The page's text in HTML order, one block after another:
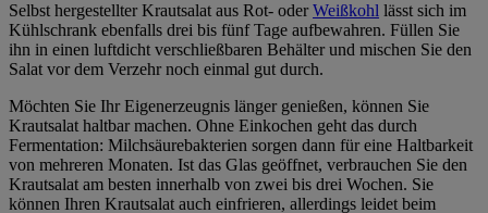
Selbst hergestellter Krautsalat aus Rot- oderWeißkohl lässt sich im
Kühlschrank ebenfalls drei bis fünf Tage aufbewahren. Füllen Sie
ihn in einen luftdicht verschließbaren Behälter und mischen Sie den
Salat vor dem Verzehr noch einmal gut durch.
Möchten Sie Ihr Eigenerzeugnis länger genießen, können Sie
Krautsalat haltbar machen. Ohne Einkochen geht das durch
Fermentation: Milchsäurebakterien sorgen dann für eine Haltbarkeit
von mehreren Monaten. Ist das Glas geöffnet, verbrauchen Sie den
Krautsalat am besten innerhalb von zwei bis drei Wochen. Sie
können Ihren Krautsalat auch einfrieren, allerdings leidet beim